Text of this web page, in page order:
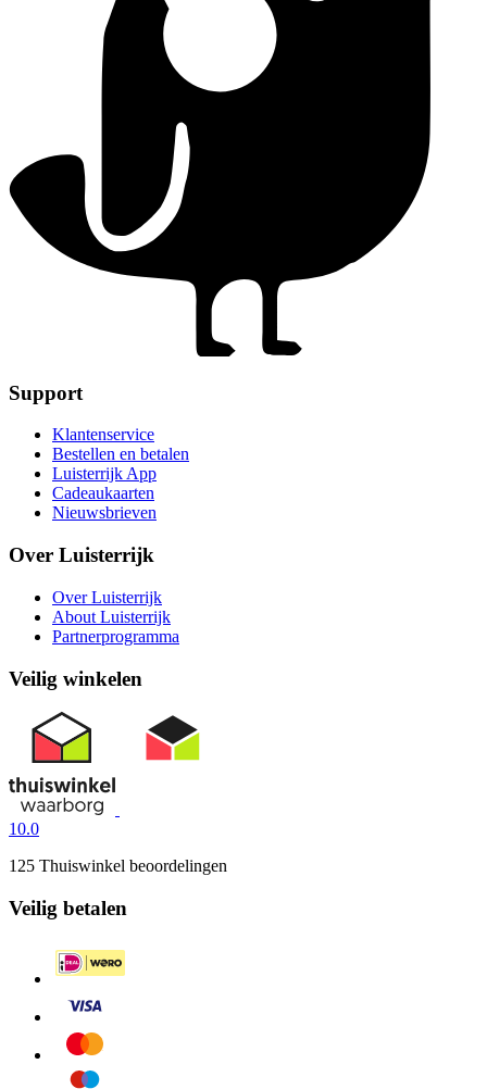
Support
Klantenservice
Bestellen en betalen
Luisterrijk App
Cadeaukaarten
Nieuwsbrieven
Over Luisterrijk
Over Luisterrijk
About Luisterrijk
Partnerprogramma
Veilig winkelen
10.0
125 Thuiswinkel beoordelingen
Veilig betalen